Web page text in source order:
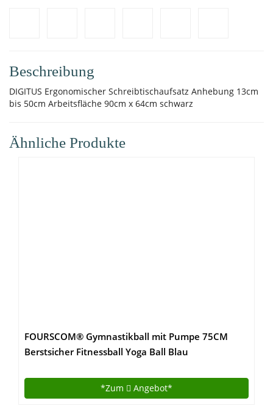
Beschreibung
DIGITUS Ergonomischer Schreibtischaufsatz Anhebung 13cm
bis 50cm Arbeitsfläche 90cm x 64cm schwarz
Ähnliche Produkte
FOURSCOM® Gymnastikball mit Pumpe 75CM
Berstsicher Fitnessball Yoga Ball Blau
*Zum Angebot*